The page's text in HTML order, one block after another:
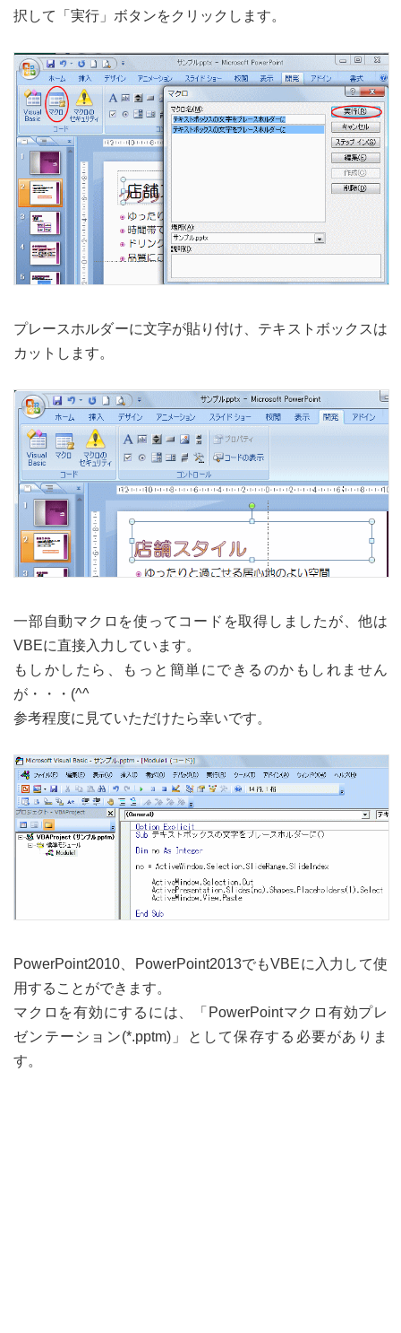
択して「実行」ボタンをクリックします。
プレースホルダーに文字が貼り付け、テキストボックスは
カットします。
一部自動マクロを使ってコードを取得しましたが、他は
VBEに直接入力しています。
もしかしたら、もっと簡単にできるのかもしれません
が・・・(^^ゞ
参考程度に見ていただけたら幸いです。
PowerPoint2010、PowerPoint2013でもVBEに入力して使
用することができます。
マクロを有効にするには、「PowerPointマクロ有効プレ
ゼンテーション(*.pptm)」として保存する必要がありま
す。